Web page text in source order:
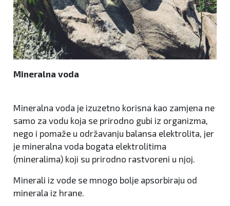
Mineralna voda
Mineralna voda je izuzetno korisna kao zamjena ne
samo za vodu koja se prirodno gubi iz organizma,
nego i pomaže u održavanju balansa elektrolita, jer
je mineralna voda bogata elektrolitima
(mineralima) koji su prirodno rastvoreni u njoj.
Minerali iz vode se mnogo bolje apsorbiraju od
minerala iz hrane.